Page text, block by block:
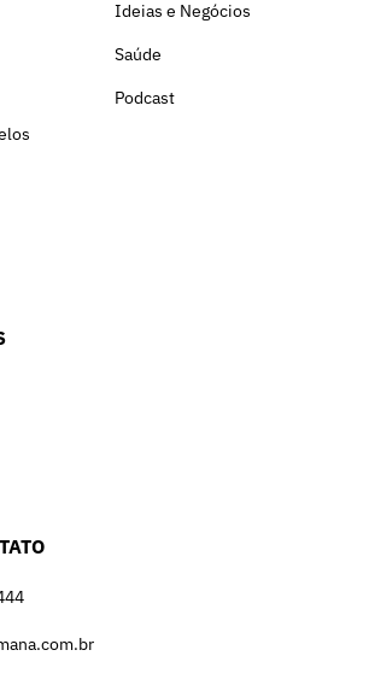
Ideias e Negócios
Saúde
Podcast